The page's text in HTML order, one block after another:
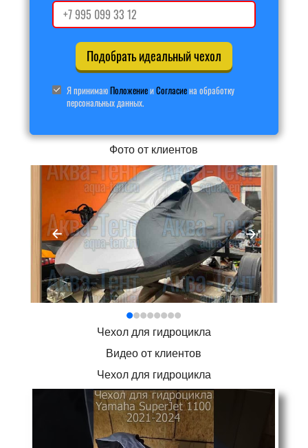
Подобрать идеальный чехол
Я принимаюПоложениеиСогласиена обработку
персональных данных.
Фото от клиентов
Чехол для гидроцикла
Видео от клиентов
Чехол для гидроцикла